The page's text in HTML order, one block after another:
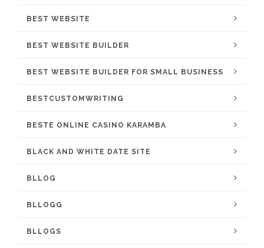
BEST WEBSITE
BEST WEBSITE BUILDER
BEST WEBSITE BUILDER FOR SMALL BUSINESS
BESTCUSTOMWRITING
BESTE ONLINE CASINO KARAMBA
BLACK AND WHITE DATE SITE
BLLOG
BLLOGG
BLLOGS